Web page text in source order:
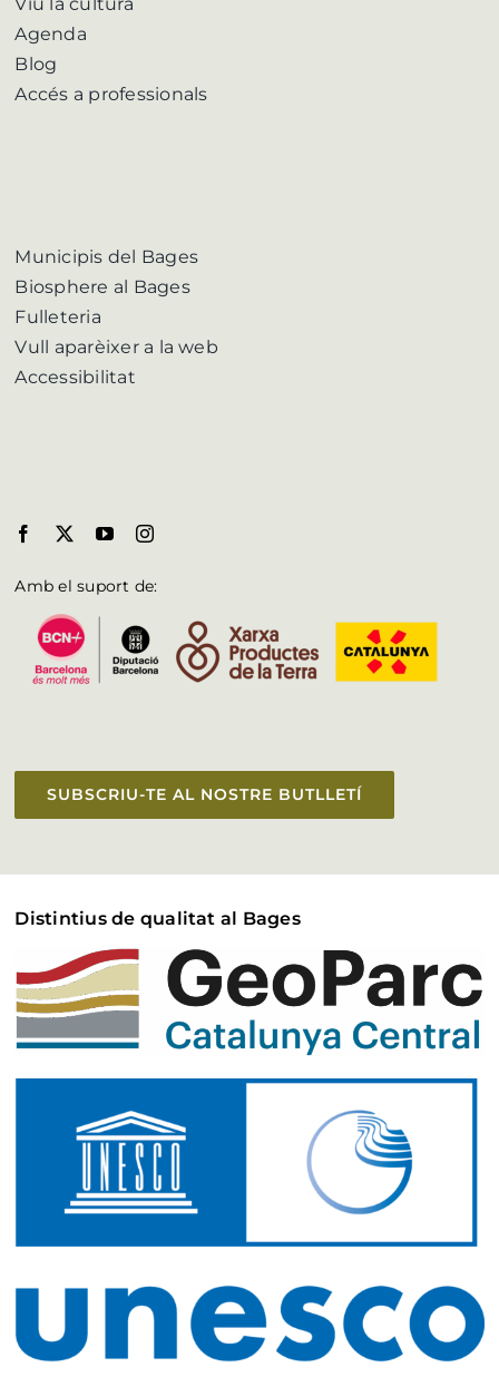
Agenda
Blog
Accés a professionals
Municipis del Bages
Biosphere al Bages
Fulleteria
Vull aparèixer a la web
Accessibilitat
Amb el suport de:
SUBSCRIU-TE AL NOSTRE BUTLLETÍ
Distintius de qualitat al Bages